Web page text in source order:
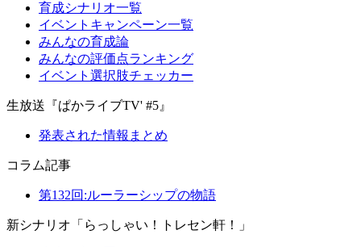
育成シナリオ一覧
イベントキャンペーン一覧
みんなの育成論
みんなの評価点ランキング
イベント選択肢チェッカー
生放送『ぱかライブTV' #5』
発表された情報まとめ
コラム記事
第132回:ルーラーシップの物語
新シナリオ「らっしゃい！トレセン軒！」